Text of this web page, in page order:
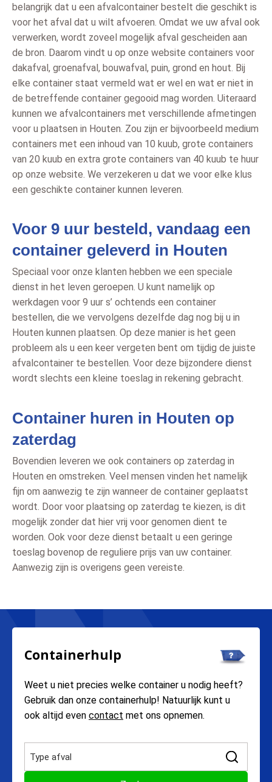
belangrijk dat u een afvalcontainer bestelt die geschikt is
voor het afval dat u wilt afvoeren. Omdat we uw afval ook
verwerken, wordt zoveel mogelijk afval gescheiden aan
de bron. Daarom vindt u op onze website containers voor
dakafval, groenafval, bouwafval, puin, grond en hout. Bij
elke container staat vermeld wat er wel en wat er niet in
de betreffende container gegooid mag worden. Uiteraard
kunnen we afvalcontainers met verschillende afmetingen
voor u plaatsen in Houten. Zou zijn er bijvoorbeeld medium
containers met een inhoud van 10 kuub, grote containers
van 20 kuub en extra grote containers van 40 kuub te huur
op onze website. We verzekeren u dat we voor elke klus
een geschikte container kunnen leveren.
Voor 9 uur besteld, vandaag een
container geleverd in Houten
Speciaal voor onze klanten hebben we een speciale
dienst in het leven geroepen. U kunt namelijk op
werkdagen voor 9 uur s’ ochtends een container
bestellen, die we vervolgens dezelfde dag nog bij u in
Houten kunnen plaatsen. Op deze manier is het geen
probleem als u een keer vergeten bent om tijdig de juiste
afvalcontainer te bestellen. Voor deze bijzondere dienst
wordt slechts een kleine toeslag in rekening gebracht.
Container huren in Houten op
zaterdag
Bovendien leveren we ook containers op zaterdag in
Houten en omstreken. Veel mensen vinden het namelijk
fijn om aanwezig te zijn wanneer de container geplaatst
wordt. Door voor plaatsing op zaterdag te kiezen, is dit
mogelijk zonder dat hier vrij voor genomen dient te
worden. Ook voor deze dienst betaalt u een geringe
toeslag bovenop de reguliere prijs van uw container.
Aanwezig zijn is overigens geen vereiste.
Containerhulp
Weet u niet precies welke container u nodig heeft?
Gebruik dan onze containerhulp! Natuurlijk kunt u
ook altijd even contact met ons opnemen.